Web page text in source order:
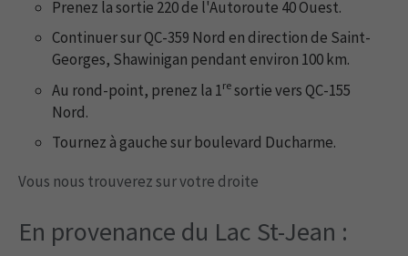
Prenez la sortie 220 de l'Autoroute 40 Ouest.
Continuer sur QC-359 Nord en direction de Saint-
Georges, Shawinigan pendant environ 100 km.
Au rond-point, prenez la 1re sortie vers QC-155
Nord.
Tournez à gauche sur boulevard Ducharme.
Vous nous trouverez sur votre droite
En provenance du Lac St-Jean :